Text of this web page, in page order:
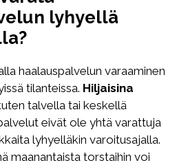
lyhyellä
haalauspalvelun varaaminen
tilanteissa. Hiljaisina
talvella tai keskellä
eivät ole yhtä varattuja
lyhyelläkin varoitusajalla.
maanantaista torstaihin voi